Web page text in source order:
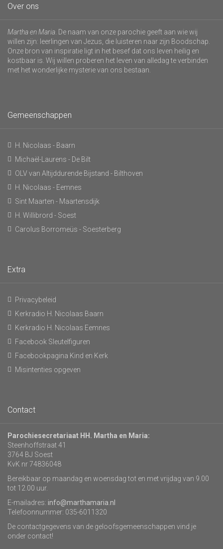
Over ons
Martha en Maria . De naam van onze parochie geeft aan wie wij
willen zijn: leerlingen van Jezus, die luisteren naar zijn Boodschap.
Onze bron van inspiratie ligt in het besef dat ons leven heilig en
kostbaar is. Wij willen proberen het leven van alledag te verbinden
met het wonderlijke mysterie van ons bestaan.
Gemeenschappen
H. Nicolaas - Baarn
Michaël-Laurens - De Bilt
OLV van Altijddurende Bijstand - Bilthoven
H. Nicolaas - Eemnes
Sint Maarten - Maartensdijk
H. Willibrord - Soest
Carolus Borromeüs - Soesterberg
Extra
Privacybeleid
Kerkradio H. Nicolaas Baarn
Kerkradio H. Nicolaas Eemnes
Facebook Sleutelfiguren
Facebookpagina Kind en Kerk
Misintenties opgeven
Contact
Parochiesecretariaat HH. Martha en Maria:
Steenhoffstraat 41
3764 BJ Soest
KvK nr 74836048
Bereikbaar op maandag en woensdag tot en met vrijdag van 9.00
tot 12.00 uur.
E-mailadres: info@marthamaria.nl
Telefoonnummer: 035-6011320
De contactgegevens van de geloofsgemeenschappen vind je
onder contact!